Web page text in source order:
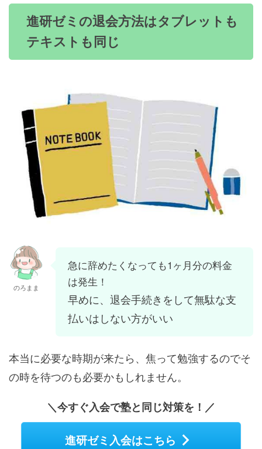
進研ゼミの退会方法はタブレットも
テキストも同じ
のろまま
急に辞めたくなっても1ヶ月分の料金
は発生！
早めに、退会手続きをして無駄な支
払いはしない方がいい
本当に必要な時期が来たら、焦って勉強するのでそ
の時を待つのも必要かもしれません。
＼今すぐ入会で塾と同じ対策を！／
進研ゼミ入会はこちら